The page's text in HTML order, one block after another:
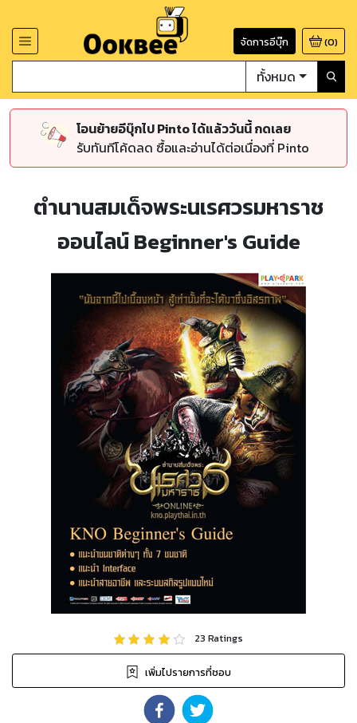
จัดการอีบุ๊ก (0)
ทั้งหมด
โอนย้ายอีบุ๊กไป Pinto ได้แล้ววันนี้ กดเลย
รับทันทีโค้ดลด ซื้อและอ่านได้ต่อเนื่องที่ Pinto
ตำนานสมเด็จพระนเรศวรมหาราช
ออนไลน์ Beginner's Guide
23 Ratings
เพิ่มไปรายการที่ชอบ